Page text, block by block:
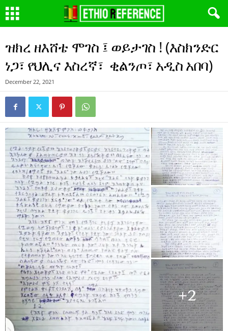
ዝክረ ዘእሸቴ ሞገስ ፤ ወይታገስ ! (እስክንድር
ነጋ፣ የህሊና እስረኛ፣ ቂልንጦ፣ አዲስ አበባ)
December 22, 2021